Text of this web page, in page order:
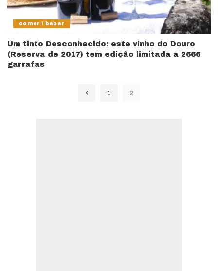
comer \ beber
Um tinto Desconhecido: este vinho do Douro
(Reserva de 2017) tem edição limitada a 2666
garrafas
1 2